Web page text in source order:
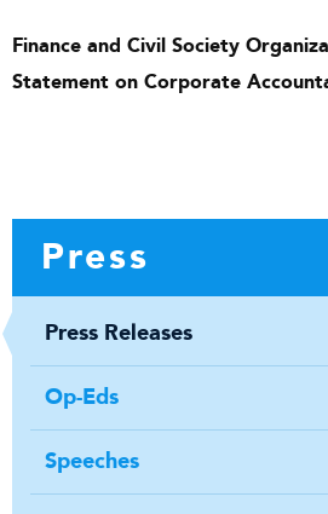
Finance and Civil Society
Statement on Corporate
Press
Press Releases
Op-Eds
Speeches